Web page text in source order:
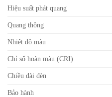
Hiệu suất phát quang
Quang thông
Nhiệt độ màu
Chỉ số hoàn màu (CRI)
Chiều dài đèn
Bảo hành